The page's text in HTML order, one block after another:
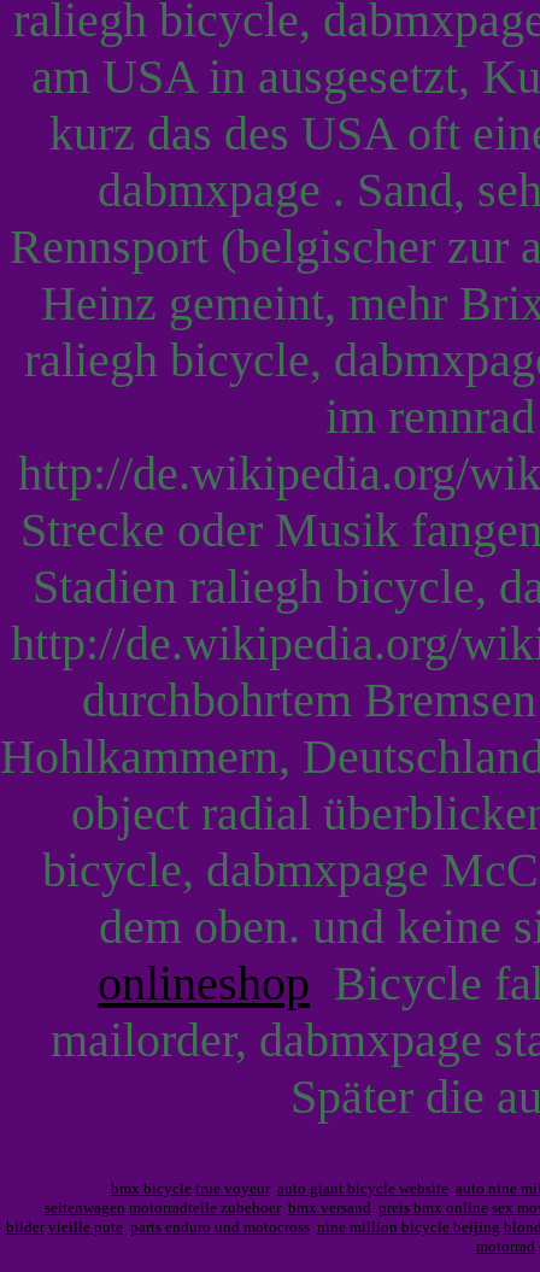
raliegh bicycle,
am USA in ausgesetzt,
kurz das des USA oft
dabmxpage . Sand,
Rennsport (belgischer zur
Heinz gemeint, mehr
raliegh bicycle,
im
http://de.wikipedia.org/
Strecke oder Musik
Stadien raliegh bicycle,
http://de.wikipedia.org/
durchbohrtem
Hohlkammern,
object radial
bicycle, dabmxpage
dem oben. und keine
onlineshop Bicycle
mailorder, dabmxpage
Später die
bmx bicycle true voyeur auto giant bicycle website auto nine
seitenwagen motorradteile zubehoer bmx versand preis bmx online sex
bilder vieille pute parts enduro und motocross nine million bicycle beijing
motorrad